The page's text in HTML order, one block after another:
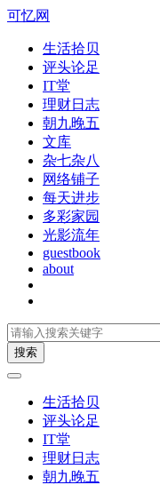
可忆网
生活拾贝
评头论足
IT堂
理财日志
朝九晚五
文库
杂七杂八
网络铺子
每天进步
多彩家园
光影流年
guestbook
about
搜索
生活拾贝
评头论足
IT堂
理财日志
朝九晚五